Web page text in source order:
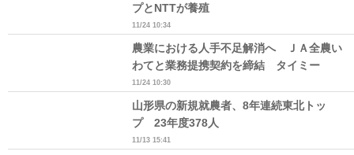
プとNTTが養殖
11/24 10:34
農業における人手不足解消へ ＪＡ全農い
わてと業務提携契約を締結 タイミー
11/24 10:30
山形県の新規就農者、8年連続東北トッ
プ 23年度378人
11/13 15:41